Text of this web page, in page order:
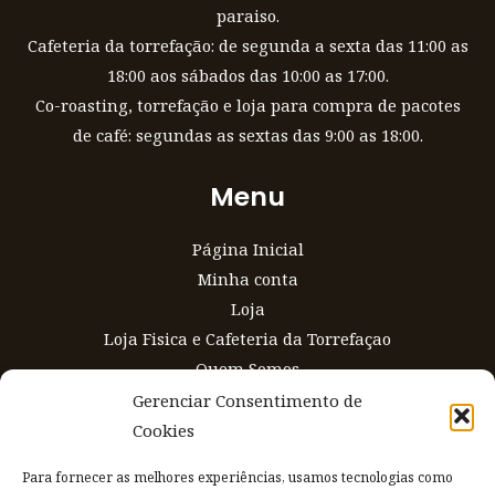
Gerenciar Consentimento de
Cookies
Para fornecer as melhores experiências, usamos tecnologias como
paraiso.
Cafeteria da torrefação: de segunda a sexta das 11:00 as
18:00 aos sábados das 10:00 as 17:00.
Co-roasting, torrefação e loja para compra de pacotes
de café: segundas as sextas das 9:00 as 18:00.
Menu
Página Inicial
Minha conta
Loja
Loja Fisica e Cafeteria da Torrefaçao
Quem Somos
Loja
Carrinho